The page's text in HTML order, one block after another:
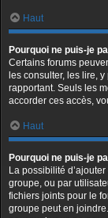
Haut
Pourquoi ne puis-je
Certains forums
les consulter, les lire,
rapportant. Seuls les
accorder ces accès,
Haut
Pourquoi ne puis-je
La possibilité
groupe, ou par
fichiers joints pour le
groupe peut en